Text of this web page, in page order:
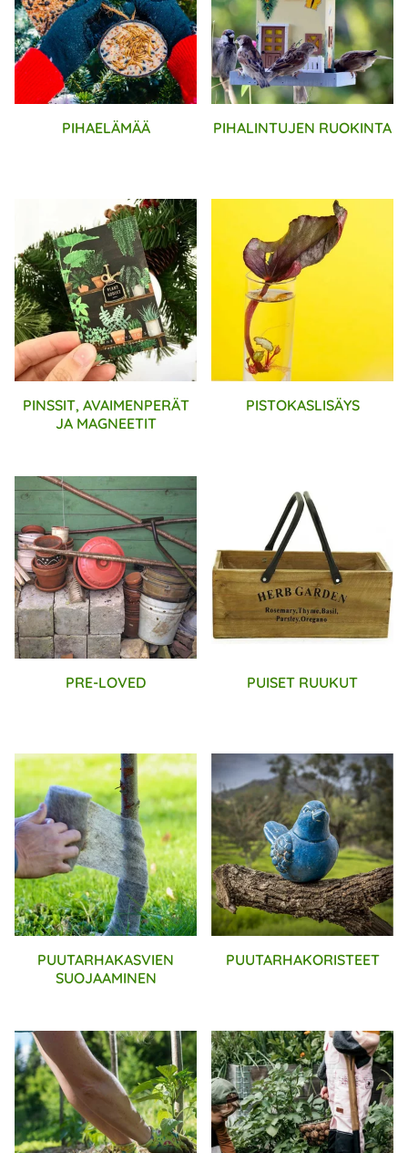
PIHAELÄMÄÄ PIHALINTUJEN RUOKINTA
PINSSIT, AVAIMENPERÄT
JA MAGNEETIT
PISTOKASLISÄYS
PRE-LOVED PUISET RUUKUT
PUUTARHAKASVIEN
SUOJAAMINEN
PUUTARHAKORISTEET